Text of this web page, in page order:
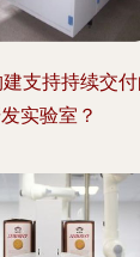
建支持持续交
实验室？